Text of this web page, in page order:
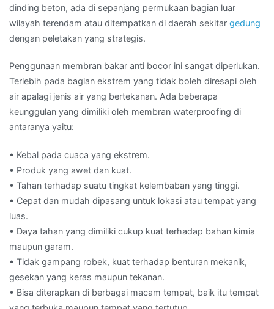
dinding beton, ada di sepanjang permukaan bagian luar
wilayah terendam atau ditempatkan di daerah sekitar gedung
dengan peletakan yang strategis.
Penggunaan membran bakar anti bocor ini sangat diperlukan.
Terlebih pada bagian ekstrem yang tidak boleh diresapi oleh
air apalagi jenis air yang bertekanan. Ada beberapa
keunggulan yang dimiliki oleh membran waterproofing di
antaranya yaitu:
• Kebal pada cuaca yang ekstrem.
• Produk yang awet dan kuat.
• Tahan terhadap suatu tingkat kelembaban yang tinggi.
• Cepat dan mudah dipasang untuk lokasi atau tempat yang
luas.
• Daya tahan yang dimiliki cukup kuat terhadap bahan kimia
maupun garam.
• Tidak gampang robek, kuat terhadap benturan mekanik,
gesekan yang keras maupun tekanan.
• Bisa diterapkan di berbagai macam tempat, baik itu tempat